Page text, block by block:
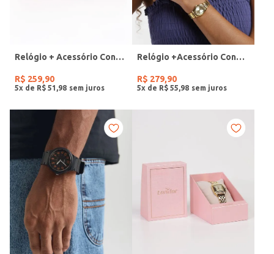
Relógio + Acessório Condor Feminino PRATA
R$ 259,90
5x de R$ 51 98
Relógio +Acessório Condor Feminino DOURADO
R$ 279,90
5x de R$ 55 98